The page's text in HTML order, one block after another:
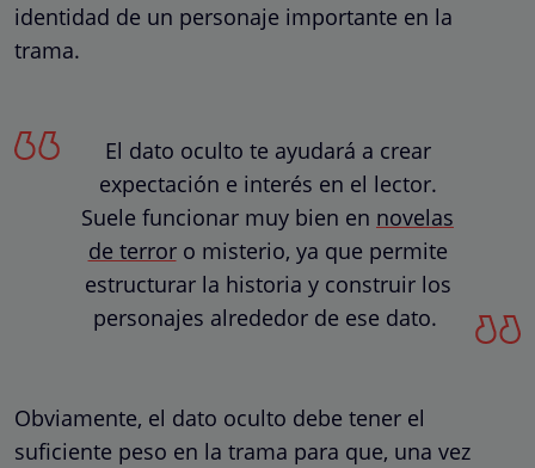
identidad de un personaje importante en la
trama.
El dato oculto te ayudará a crear
expectación e interés en el lector.
Suele funcionar muy bien en novelas
de terroro misterio, ya que permite
estructurar la historia y construir los
personajes alrededor de ese dato.
Obviamente, el dato oculto debe tener el
suficiente peso en la trama para que, una vez